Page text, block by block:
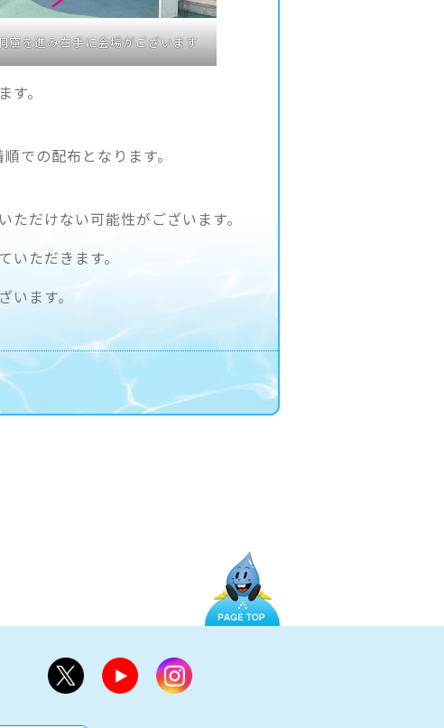
窟を進み右手に会場がございます
。
での配布となります。
だけない可能性がございます。
ただきます。
ます。